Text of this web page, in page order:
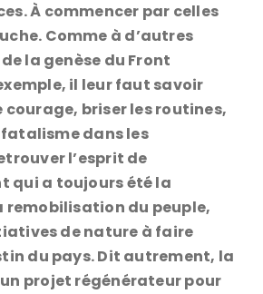
À commencer par celles
Comme à d’autres
la genèse du Front
il leur faut savoir
courage, briser les routines,
dans les
l’esprit de
qui a toujours été la
remobilisation du peuple,
de nature à faire
du pays. Dit autrement, la
projet régénérateur pour